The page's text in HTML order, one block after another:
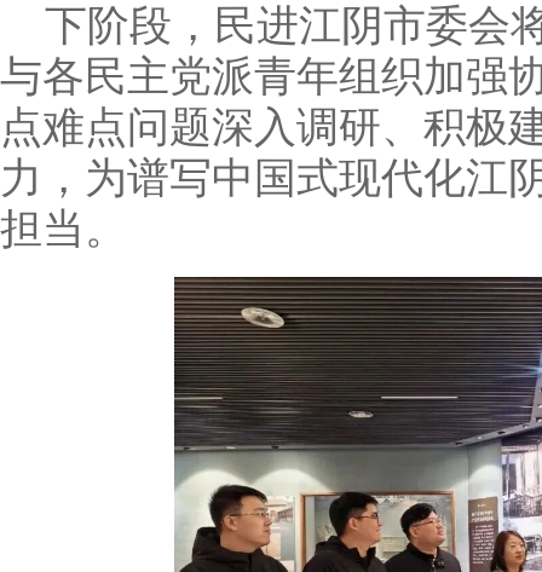
下阶段，民进江阴市委会
与各民主党派青年组织加强
点难点问题深入调研、积极
力，为谱写中国式现代化江
担当。